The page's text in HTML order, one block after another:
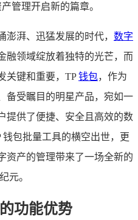
管理开启新的篇章。
湃、迅猛发展的时代， 数字
融领域绽放着独特的光芒，而
关键和重要，TP钱包，作为
备受瞩目的明星产品，宛如一
提供了便捷、安全且高效的数
包批量工具的横空出世，更
资产的管理带来了一场全新的
元。
功能优势